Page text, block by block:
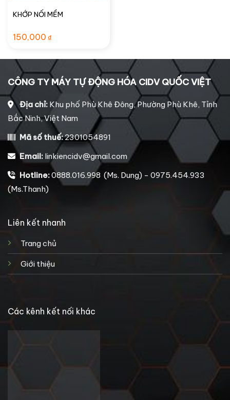
KHỚP NỐI MỀM
150,000 ₫
CÔNG TY MÁY TỰ ĐỘNG HÓA CIDV QUỐC VIỆT
Địa chỉ: Khu phố Phù Khê Đông, Phường Phù Khê, Tỉnh
Bắc Ninh, Việt Nam
Mã số thuế:2301054891
Email: linkiencidv@gmail.com
Hotline:0888.016.998 (Ms. Dung) - 0975.454.933
(Ms.Thanh)
Liên kết nhanh
Trang chủ
Giới thiệu
Các kênh kết nối khác